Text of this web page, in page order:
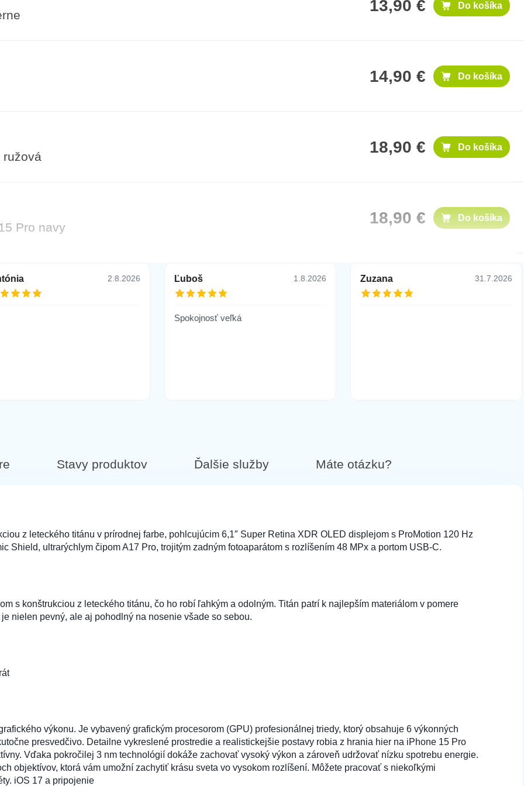
13,90 € Do košíka
14,90 € Do košíka
ružová
18,90 € Do košíka
Pro navy
18,90 € Do košíka
modrá
13,90 €
2.8.2026 Ľuboš 1.8.2026
Spokojnosť veľká
Zuzana 31.7.2026
Stavy produktov Ďalšie služby Máte otázku?
z leteckého titánu v prírodnej farbe, pohlcujúcim 6,1″ Super Retina XDR OLED displejom s ProMotion 120 Hz
Shield, ultrarýchlym čipom A17 Pro, trojitým zadným fotoaparátom s rozlíšením 48 MPx a portom USB-C.
s konštrukciou z leteckého titánu, čo ho robí ľahkým a odolným. Titán patrí k najlepším materiálom v pomere
nielen pevný, ale aj pohodlný na nosenie všade so sebou.
výkonu. Je vybavený grafickým procesorom (GPU) profesionálnej triedy, ktorý obsahuje 6 výkonných
presvedčivo. Detailne vykreslené prostredie a realistickejšie postavy robia z hrania hier na iPhone 15 Pro
Vďaka pokročilej 3 nm technológií dokáže zachovať vysoký výkon a zároveň udržovať nízku spotrebu energie.
objektívov, ktorá vám umožní zachytiť krásu sveta vo vysokom rozlíšení. Môžete pracovať s niekoľkými
iOS 17 a pripojenie